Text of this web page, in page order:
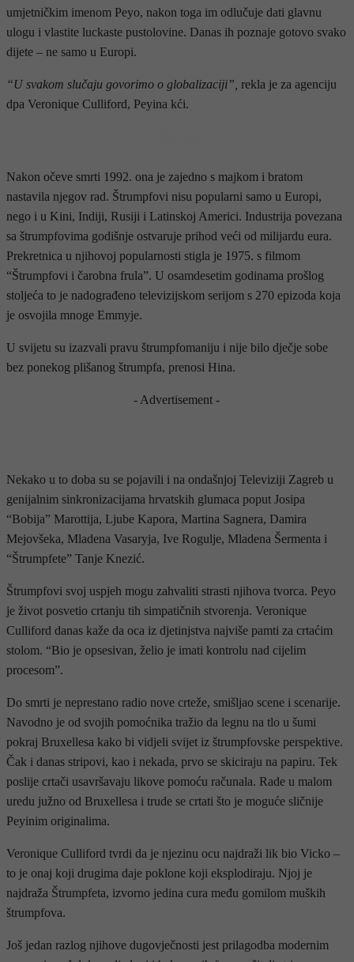
umjetničkim imenom Peyo, nakon toga im odlučuje dati glavnu
ulogu i vlastite luckaste pustolovine. Danas ih poznaje gotovo svako
dijete – ne samo u Europi.
“U svakom slučaju govorimo o globalizaciji”, rekla je za agenciju
dpa Veronique Culliford, Peyina kći.
Nakon očeve smrti 1992. ona je zajedno s majkom i bratom
nastavila njegov rad. Štrumpfovi nisu popularni samo u Europi,
nego i u Kini, Indiji, Rusiji i Latinskoj Americi. Industrija povezana
sa štrumpfovima godišnje ostvaruje prihod veći od milijardu eura.
Prekretnica u njihovoj popularnosti stigla je 1975. s filmom
“Štrumpfovi i čarobna frula”. U osamdesetim godinama prošlog
stoljeća to je nadograđeno televizijskom serijom s 270 epizoda koja
je osvojila mnoge Emmyje.
U svijetu su izazvali pravu štrumpfomaniju i nije bilo dječje sobe
bez ponekog plišanog štrumpfa, prenosi Hina.
- Advertisement -
Nekako u to doba su se pojavili i na ondašnjoj Televiziji Zagreb u
genijalnim sinkronizacijama hrvatskih glumaca poput Josipa
“Bobija” Marottija, Ljube Kapora, Martina Sagnera, Damira
Mejovšeka, Mladena Vasaryja, Ive Rogulje, Mladena Šermenta i
“Štrumpfete” Tanje Knezić.
Štrumpfovi svoj uspjeh mogu zahvaliti strasti njihova tvorca. Peyo
je život posvetio crtanju tih simpatičnih stvorenja. Veronique
Culliford danas kaže da oca iz djetinjstva najviše pamti za crtaćim
stolom. “Bio je opsesivan, želio je imati kontrolu nad cijelim
procesom”.
Do smrti je neprestano radio nove crteže, smišljao scene i scenarije.
Navodno je od svojih pomoćnika tražio da legnu na tlo u šumi
pokraj Bruxellesa kako bi vidjeli svijet iz štrumpfovske perspektive.
Čak i danas stripovi, kao i nekada, prvo se skiciraju na papiru. Tek
poslije crtači usavršavaju likove pomoću računala. Rade u malom
uredu južno od Bruxellesa i trude se crtati što je moguće sličnije
Peyinim originalima.
Veronique Culliford tvrdi da je njezinu ocu najdraži lik bio Vicko –
to je onaj koji drugima daje poklone koji eksplodiraju. Njoj je
najdraža Štrumpfeta, izvorno jedina cura među gomilom muških
štrumpfova.
Još jedan razlog njihove dugovječnosti jest prilagodba modernim